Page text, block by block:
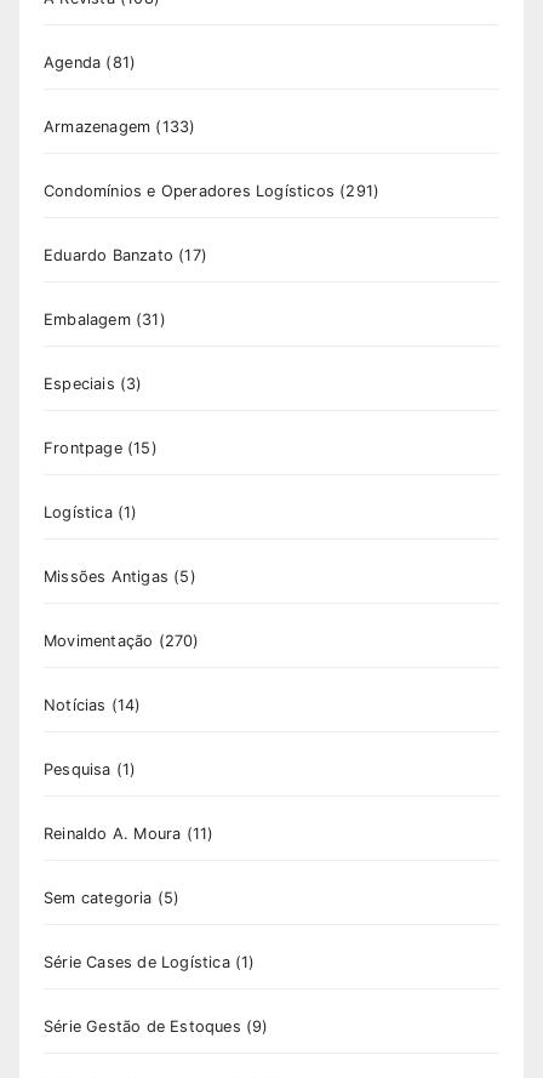
Agenda (81)
Armazenagem (133)
Condomínios e Operadores Logísticos (291)
Eduardo Banzato (17)
Embalagem(31)
Especiais (3)
Frontpage(15)
Logística(1)
Missões Antigas (5)
Movimentação (270)
Notícias (14)
Pesquisa (1)
Reinaldo A. Moura (11)
Sem categoria (5)
Série Cases de Logística(1)
Série Gestão de Estoques (9)